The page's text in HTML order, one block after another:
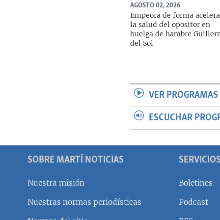
AGOSTO 02, 2026
Empeora de forma
la salud del opositor en
huelga de hambre
del Sol
VER
ESCUCHAR
SOBRE MARTÍ NOTICIAS
Nuestra misión
Nuestras normas periodísticas
Boletines
Podcast